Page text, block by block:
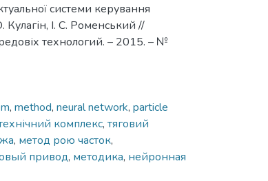
системи керування
І. С. Роменський //
технологий. – 2015. – №
, method, neural network, particle
комплекс, тяговий
, метод рою часток,
привод, методика, нейронная